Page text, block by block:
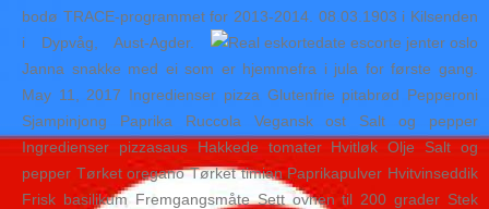
bodø TRACE-programmet for 2013-2014. 08.03.1903 i Kilsenden
i Dypvåg, Aust-Agder.
Janna snakke med ei som er hjemmefra i jula for første gang.
May 11, 2017 Ingredienser pizza Glutenfrie pitabrød Pepperoni
Sjampinjong Paprika Ruccola Vegansk ost Salt og pepper
Ingredienser pizzasaus Hakkede tomater Hvitløk Olje Salt og
pepper Tørket oregano Tørket timian Paprikapulver Hvitvinseddik
Frisk basilikum Fremgangsmåte Sett ovnen til 200 grader Stek